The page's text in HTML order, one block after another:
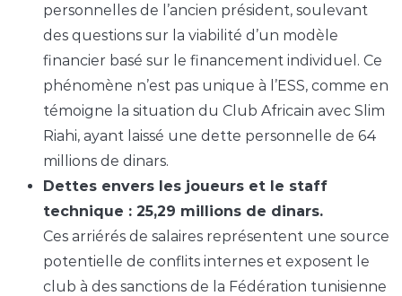
personnelles de l’ancien président, soulevant
des questions sur la viabilité d’un modèle
financier basé sur le financement individuel. Ce
phénomène n’est pas unique à l’ESS, comme en
témoigne la situation du Club Africain avec Slim
Riahi, ayant laissé une dette personnelle de 64
millions de dinars.
Dettes envers les joueurs et le staff
technique : 25,29 millions de dinars.
Ces arriérés de salaires représentent une source
potentielle de conflits internes et exposent le
club à des sanctions de la Fédération tunisienne